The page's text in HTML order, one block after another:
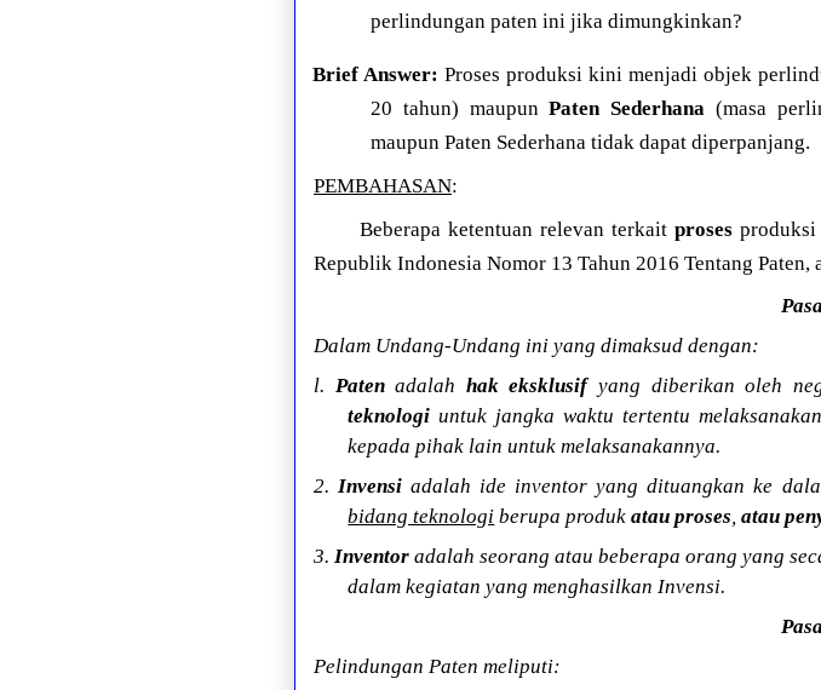
perlindungan paten ini jika dimungkinkan?
Brief Answer: Proses produksi kini menjadi objek
20 tahun) maupunPaten Sederhana (masa
maupun Paten Sederhana tidak dapat diperpanjang.
PEMBAHASAN:
Beberapa ketentuan relevan terkait prosesproduksi
Republik Indonesia Nomor 13 Tahun 2016 Tentang Paten,
Dalam Undang-Undang ini yang dimaksud dengan:
l. Patenadalah hak eksklusifyang diberikan oleh
teknologi untuk jangka waktu tertentu
kepada pihak lain untuk melaksanakannya.
2.Invensi adalah ide inventor yang dituangkan ke
bidang teknologi berupa produkatau proses,atau
3. Inventor adalah seorang atau beberapa orang yang
dalam kegiatan yang menghasilkan Invensi.
Pelindungan Paten meliputi: